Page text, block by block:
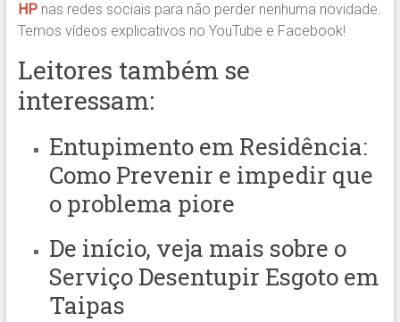
HPnas redes sociais para não perder nenhuma novidade.
Temos vídeos explicativos no YouTube e Facebook!
Leitores também se
interessam:
Entupimento em Residência:
Como Prevenir e impedir que
o problema piore
De início, veja mais sobre o
Serviço Desentupir Esgoto em
Taipas